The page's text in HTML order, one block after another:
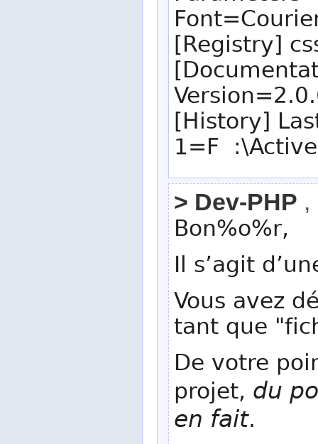
[Registry]
[History]
1=F
> Dev-PHP ,
Bon%o%r,
Il s’agit
Vous avez
tant que
De votre
projet, du
en fait.